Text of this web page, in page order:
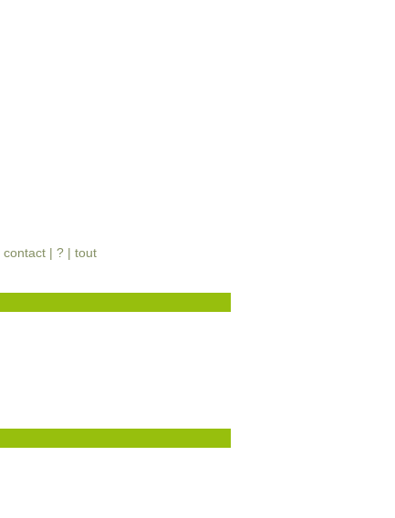
contact | ? | tout